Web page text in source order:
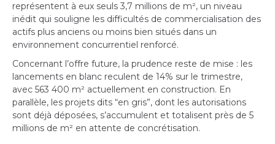
représentent à eux seuls 3,7 millions de m², un niveau
inédit qui souligne les difficultés de commercialisation des
actifs plus anciens ou moins bien situés dans un
environnement concurrentiel renforcé.
Concernant l’offre future, la prudence reste de mise : les
lancements en blanc reculent de 14% sur le trimestre,
avec 563 400 m² actuellement en construction. En
parallèle, les projets dits “en gris”, dont les autorisations
sont déjà déposées, s’accumulent et totalisent près de 5
millions de m² en attente de concrétisation.